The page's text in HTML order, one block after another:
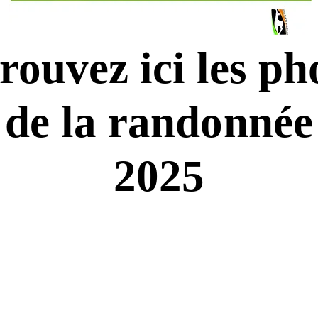
ici les
de la randonnée
2025
ici les
de la randonnée
2025